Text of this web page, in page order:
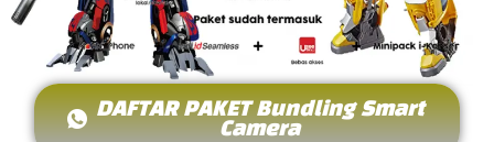
DAFTAR PAKET Bundling Smart
Camera